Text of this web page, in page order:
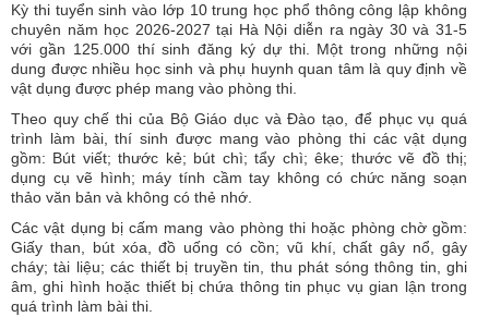
Kỳ thi tuyển sinh vào lớp 10 trung học phổ thông công lập không
chuyên năm học 2026-2027 tại Hà Nội diễn ra ngày 30 và 31-5
với gần 125.000 thí sinh đăng ký dự thi. Một trong những nội
dung được nhiều học sinh và phụ huynh quan tâm là quy định về
vật dụng được phép mang vào phòng thi.
Theo quy chế thi của Bộ Giáo dục và Đào tạo, để phục vụ quá
trình làm bài, thí sinh được mang vào phòng thi các vật dụng
gồm: Bút viết; thước kẻ; bút chì; tẩy chì; êke; thước vẽ đồ thị;
dụng cụ vẽ hình; máy tính cầm tay không có chức năng soạn
thảo văn bản và không có thẻ nhớ.
Các vật dụng bị cấm mang vào phòng thi hoặc phòng chờ gồm:
Giấy than, bút xóa, đồ uống có cồn; vũ khí, chất gây nổ, gây
cháy; tài liệu; các thiết bị truyền tin, thu phát sóng thông tin, ghi
âm, ghi hình hoặc thiết bị chứa thông tin phục vụ gian lận trong
quá trình làm bài thi.